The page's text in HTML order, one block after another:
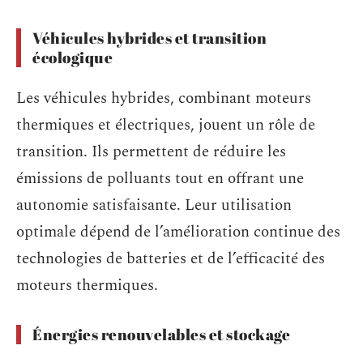
Véhicules hybrides et transition
écologique
Les véhicules hybrides, combinant moteurs
thermiques et électriques, jouent un rôle de
transition. Ils permettent de réduire les
émissions de polluants tout en offrant une
autonomie satisfaisante. Leur utilisation
optimale dépend de l’amélioration continue des
technologies de batteries et de l’efficacité des
moteurs thermiques.
Énergies renouvelables et stockage